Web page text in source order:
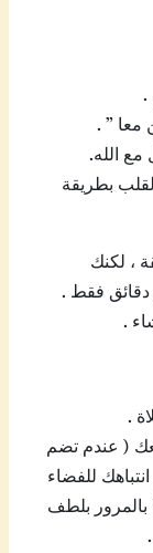
.
معا ” .
مع الله.
بطريقة
يكون بين 10 \ 20 دقيقة ، لكنك
فقط .
.
.
( عندم تضم
للفضاء
بالمرور بلطف